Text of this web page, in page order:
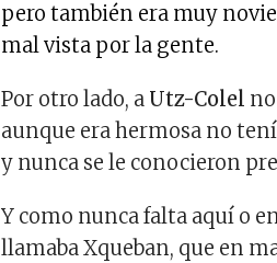
pero también era muy
mal vista por la gente.
Por otro lado, a Utz-Colel
aunque era hermosa no
y nunca se le conocieron
Y como nunca falta aquí o
llamaba Xqueban, que en